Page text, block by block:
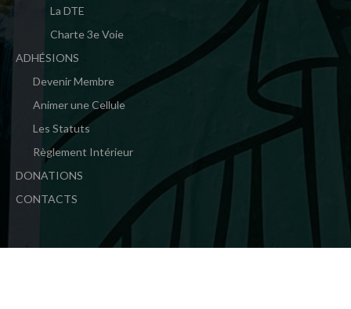
La DTE
Charte 3e Voie
ADHÉSIONS
Devenir Membre
Animer une Cellule
Les Statuts
Règlement Intérieur
DONATIONS
CONTACTS